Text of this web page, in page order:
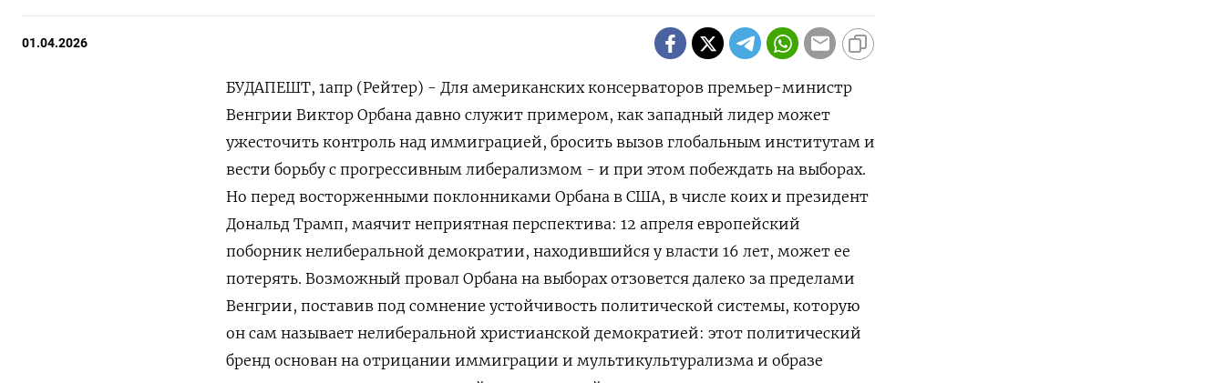
01.04.2026
БУДАПЕШТ, 1апр (Рейтер) - Для американских консерваторов премьер-министр
Венгрии Виктор Орбана давно служит примером, как западный лидер может
ужесточить контроль над иммиграцией, бросить вызов глобальным институтам и
вести борьбу с прогрессивным либерализмом - и при этом побеждать на выборах.
Но перед восторженными поклонниками Орбана в США, в числе коих и президент
Дональд Трамп, маячит неприятная перспектива: 12 апреля европейский
поборник нелиберальной демократии, находившийся у власти 16 лет, может ее
потерять. Возможный провал Орбана на выборах отзовется далеко за пределами
Венгрии, поставив ‌под сомнение устойчивость политической системы, которую
он сам называет нелиберальной христианской демократией: этот политический
бренд основан на отрицании иммиграции и мультикультурализма и образе